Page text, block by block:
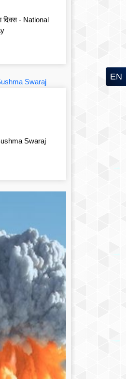
दिवस - National
Swaraj
EN